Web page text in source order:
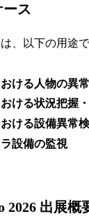
ス
、以下の用途
る人物の異常
る状況把握・
る設備異常
設備の監視
2026 出展概